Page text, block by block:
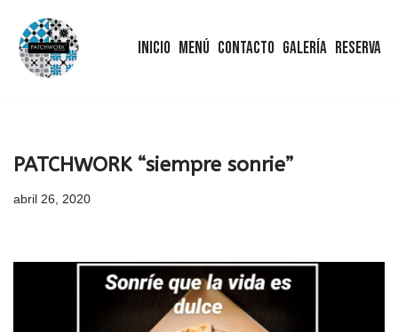
Saltar
Inicio Menú Contacto Galería Reserva
PATCHWORK “siempre sonrie”
abril 26, 2020